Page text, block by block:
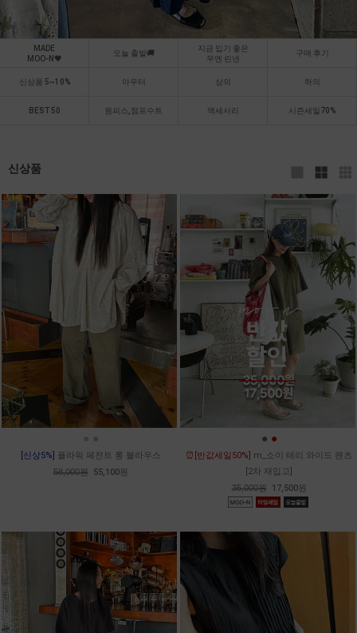
MADE
MOO-N🖤
오늘 출발🚚
지금 입기 좋은
무엔 린넨
구매 후기
신상품 5~10% 아우터 상의 하의
BEST 50 원피스,점프수트 액세서리 시즌세일70%
신상품
● ●
[신상5%] 플라워 페전트 롱 블라우스
58,000원 55,100원
● ●
⏰[반값세일50%] m_소이 테리 와이드 팬츠
[2차 재입고]
35,000원 17,500원